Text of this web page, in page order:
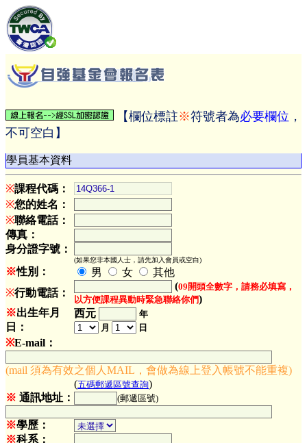
【欄位標註※符號者為必要欄位 ，
不可空白】
學員基本資料
※課程代碼：
※您的姓名：
※聯絡電話：
傳真：
身分證字號：
(如果您非本國人士，請先加入會員或空白)
※性別： 男 女
其他
※行動電話：
(09開頭全數字，請務必填寫，
以方便課程異動時緊急聯絡你們)
※出生年月
日：
西元
年
月
日
※E-mail：
(mail 須為有效之個人MAIL，會做為線上登入帳號不能重複)
(五碼郵遞區號查詢)
※ 通訊地址： (郵遞區號)
※學歷：
※科系：